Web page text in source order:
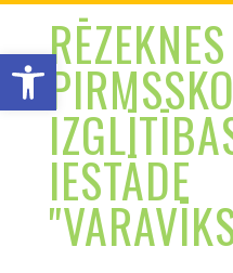
Open toolbar
Skip
contentRĒZEKNES
IESTĀDE